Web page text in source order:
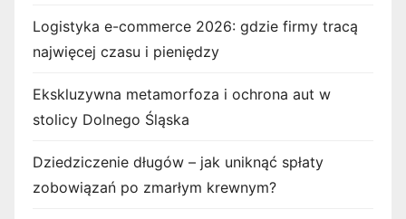
Logistyka e-commerce 2026: gdzie firmy tracą
najwięcej czasu i pieniędzy
Ekskluzywna metamorfoza i ochrona aut w
stolicy Dolnego Śląska
Dziedziczenie długów – jak uniknąć spłaty
zobowiązań po zmarłym krewnym?